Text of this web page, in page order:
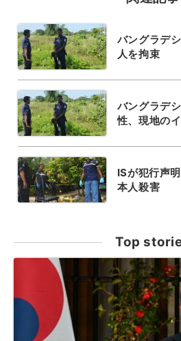
バングラデ
人を拘束
バングラデ
性、現地の
ISが犯行声
本人殺害
Top